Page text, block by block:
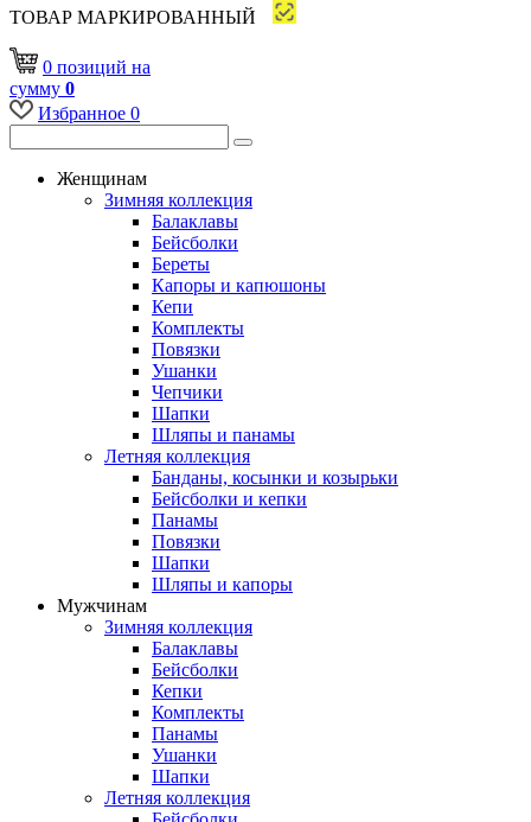
ТОВАР МАРКИРОВАННЫЙ
0 позиций на
сумму 0
Избранное 0
Женщинам
Зимняя коллекция
Балаклавы
Бейсболки
Береты
Капоры и капюшоны
Кепи
Комплекты
Повязки
Ушанки
Чепчики
Шапки
Шляпы и панамы
Летняя коллекция
Банданы, косынки и козырьки
Бейсболки и кепки
Панамы
Повязки
Шапки
Шляпы и капоры
Мужчинам
Зимняя коллекция
Балаклавы
Бейсболки
Кепки
Комплекты
Панамы
Ушанки
Шапки
Летняя коллекция